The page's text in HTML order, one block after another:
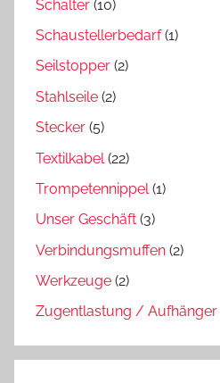
Schalter (10)
Schaustellerbedarf(1)
Seilstopper (2)
Stahlseile (2)
Stecker (5)
Textilkabel (22)
Trompetennippel(1)
Unser Geschäft (3)
Verbindungsmuffen (2)
Werkzeuge (2)
Zugentlastung / Aufhänger